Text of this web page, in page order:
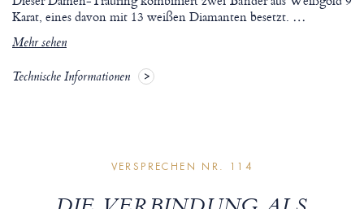
Karat, eines davon mit 13 weißen Diamanten besetzt. …
Mehr sehen
Technische Informationen
VERSPRECHEN NR. 114